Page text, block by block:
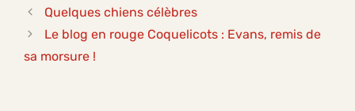
Quelques chiens célèbres
Le blog en rouge Coquelicots : Evans, remis de
sa morsure !